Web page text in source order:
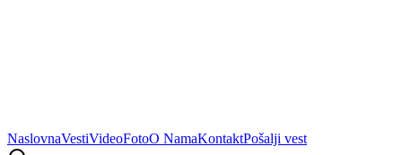
NaslovnaVestiVideoFotoO NamaKontaktPošalji vest